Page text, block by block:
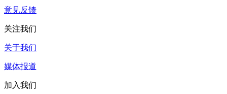
意见反馈
关注我们
关于我们
媒体报道
加入我们